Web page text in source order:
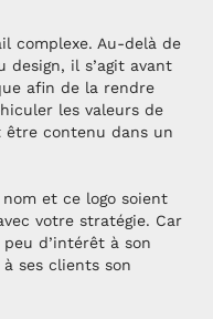
complexe. Au-delà de
design, il s’agit avant
afin de la rendre
les valeurs de
contenu dans un
et ce logo soient
votre stratégie. Car
d’intérêt à son
ses clients son